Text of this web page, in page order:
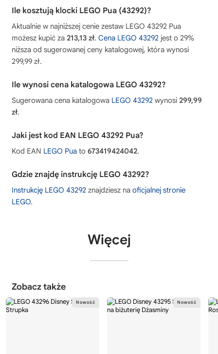
Ile kosztują klocki LEGO Pua (43292)?
Aktualnie w najniższej cenie zestaw LEGO 43292 Pua
możesz kupić za 213,13 zł. Cena LEGO 43292 jest o 29%
niższa od sugerowanej ceny katalogowej, która wynosi
299,99 zł.
Ile wynosi cena katalogowa LEGO 43292?
Sugerowana cena katalogowa LEGO 43292 wynosi 299,99
zł.
Jaki jest kod EAN LEGO 43292 Pua?
Kod EAN LEGO Pua to 673419424042.
Gdzie znajdę instrukcję LEGO 43292?
Instrukcję LEGO 43292 znajdziesz na oficjalnej stronie
LEGO.
Więcej
Zobacz także